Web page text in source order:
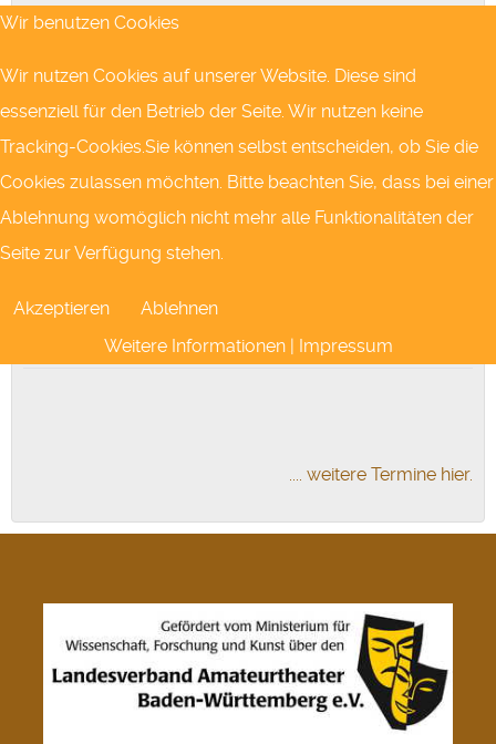
Abendkasse
jeweils 45 Minuten vor Stückbeginn
Nächste Theatertermine
01 Okt.
Putsch
.... weitere Termine hier.
Wir benutzen Cookies
Wir nutzen Cookies auf unserer Website. Diese sind
essenziell für den Betrieb der Seite. Wir nutzen keine
Tracking-Cookies.Sie können selbst entscheiden, ob Sie die
Cookies zulassen möchten. Bitte beachten Sie, dass bei einer
Ablehnung womöglich nicht mehr alle Funktionalitäten der
Seite zur Verfügung stehen.
Akzeptieren
Ablehnen
Weitere Informationen| Impressum